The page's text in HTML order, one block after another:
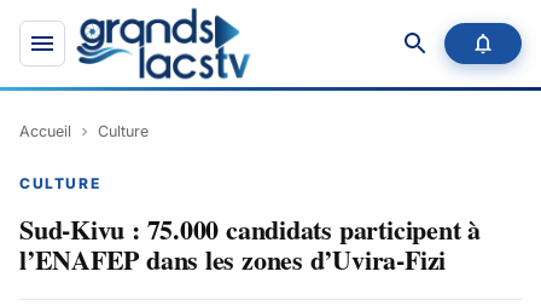
Accueil Culture
CULTURE
Sud-Kivu : 75.000 candidats participent à
l’ENAFEP dans les zones d’Uvira-Fizi